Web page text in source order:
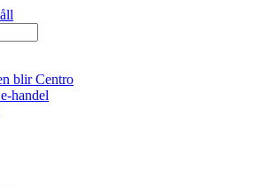
blir Centro
handel